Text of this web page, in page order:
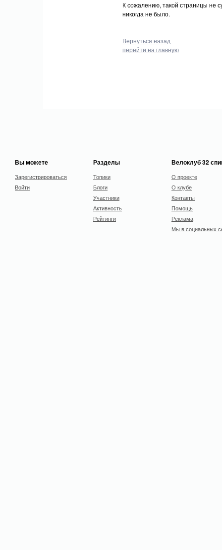
К сожалению, такой страницы не
никогда не было.
Вернуться назад
перейти на главную
Вы можете
Зарегистрироваться
Войти
Разделы
Топики
Блоги
Участники
Активность
Рейтинги
Велоклуб 32
О проекте
О клубе
Контакты
Помощь
Реклама
Мы в социальных